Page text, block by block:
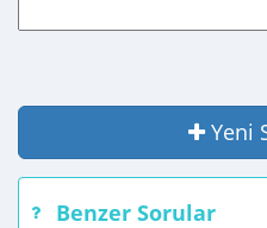
Yeni
Benzer Sorular